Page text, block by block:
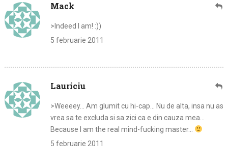
Mack
>Indeed I am! :))
5 februarie 2011
Lauriciu
>Weeeey… Am glumit cu hi-cap… Nu de alta, insa nu as
vrea sa te excluda si sa zici ca e din cauza mea…
Because I am the real mind-fucking master…
5 februarie 2011